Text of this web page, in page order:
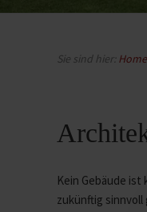
Sie sind hier:Home
Kein Gebäude
zukünftig sinnvoll